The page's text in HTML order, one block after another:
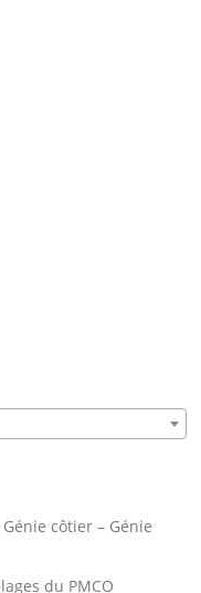
côtier – Génie
du PMCO